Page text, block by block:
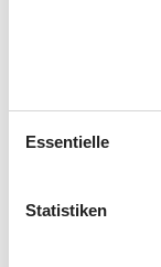
Die Städtische
Espantor hat
gesamten
Essentielle
Statistiken